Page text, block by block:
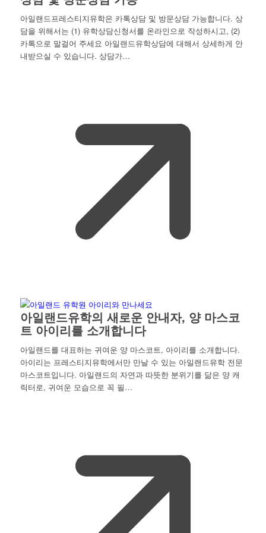
아일랜드프레스티지유학은 카톡상담 및 방문상담 가능합니다. 상
담을 위해서는 (1) 유학상담신청서를 온라인으로 작성하시고, (2)
카톡으로 말걸어 주세요 아일랜드유학상담에 대해서 상세하게 안
내받으실 수 있습니다. 상담가…
아일랜드유학의 새로운 안내자, 양 마스코
트 아이리를 소개합니다
아일랜드를 대표하는 귀여운 양 마스코트, 아이리를 소개합니다.
아이리는 프레스티지유학에서만 만날 수 있는 아일랜드유학 전문
마스코트입니다. 아일랜드의 자연과 따뜻한 분위기를 닮은 양 캐
릭터로, 귀여운 모습으로 꼭 필…